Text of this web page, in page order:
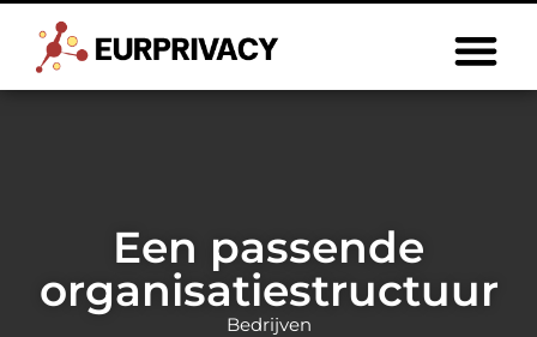
Een passende
organisatiestructuur
Bedrijven